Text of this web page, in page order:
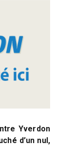
Yverdon
d’un nul,